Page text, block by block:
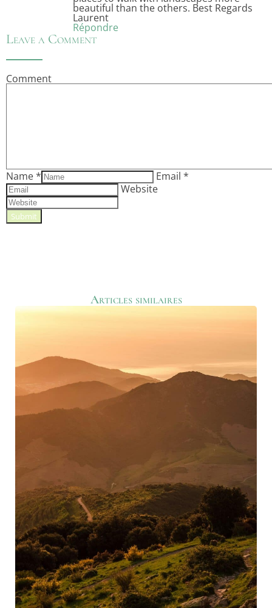
beautiful than the others. Best Regards
Laurent
Répondre
Leave a Comment
Comment
Name* Email *
Website
Articles similaires